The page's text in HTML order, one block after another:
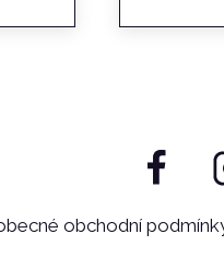
obchodní